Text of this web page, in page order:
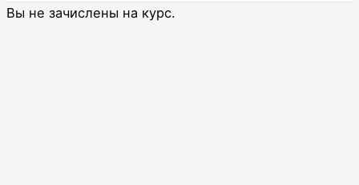
Вы не зачислены на курс.